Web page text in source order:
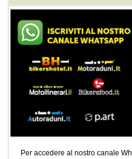
Per accedere al nostro canale